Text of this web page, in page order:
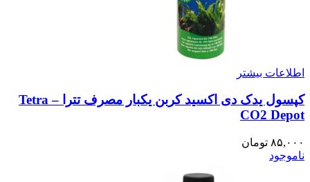
اطلاعات بیشتر
کپسول یدک دی اکسید کربن یکبار مصرف تترا – Tetra
CO2 Depot
۸۵,۰۰۰ تومان
ناموجود